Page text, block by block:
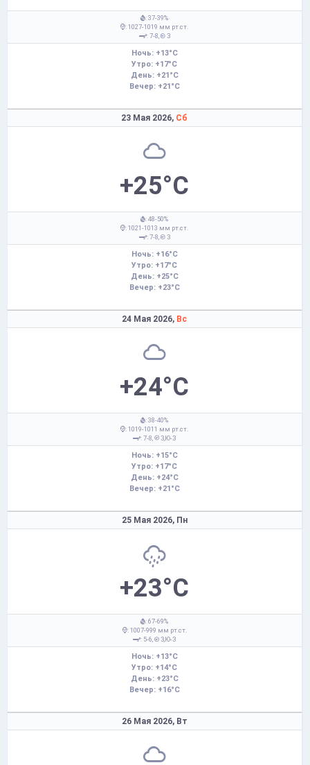
: 37-39%
: 1027-1019 мм рт.ст.
: 7-8,
З
Ночь: +13°C
Утро: +17°C
День: +21°C
Вечер: +21°C
23 Мая 2026, Сб
+25°C
: 48-50%
: 1021-1013 мм рт.ст.
: 7-8,
З
Ночь: +16°C
Утро: +17°C
День: +25°C
Вечер: +23°C
24 Мая 2026, Вс
+24°C
: 38-40%
: 1019-1011 мм рт.ст.
: 7-8,
З,Ю-З
Ночь: +15°C
Утро: +17°C
День: +24°C
Вечер: +21°C
25 Мая 2026, Пн
+23°C
: 67-69%
: 1007-999 мм рт.ст.
: 5-6,
З,Ю-З
Ночь: +13°C
Утро: +14°C
День: +23°C
Вечер: +16°C
26 Мая 2026, Вт